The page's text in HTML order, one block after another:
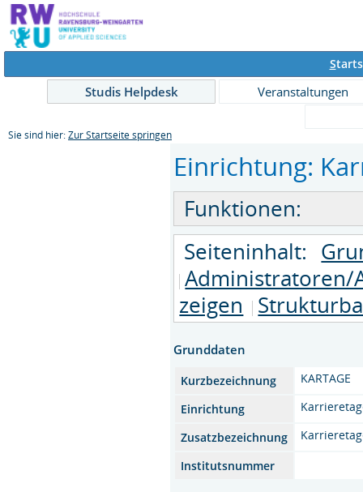
S
Studis Helpdesk
Veranstaltungen
Sie sind hier: Zur Startseite springen
Einrichtung:
Funktionen:
Seiteninhalt:
zeigen
Grunddaten
Kurzbezeichnung
KARTAGE
Einrichtung
Zusatzbezeichnung
Institutsnummer